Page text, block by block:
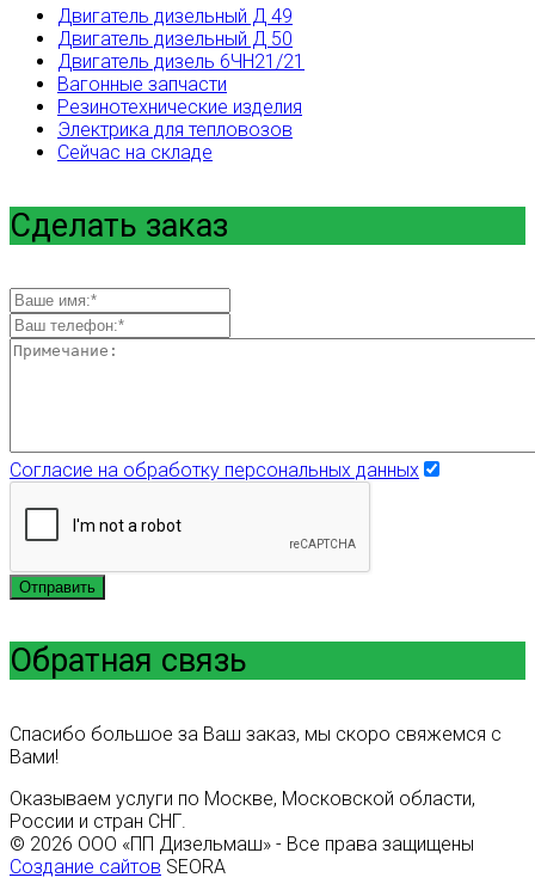
Двигатель дизельный Д 49
Двигатель дизельный Д 50
Двигатель дизель 6ЧН21/21
Вагонные запчасти
Резинотехнические изделия
Электрика для тепловозов
Сейчас на складе
Сделать заказ
Согласие на обработку персональных данных
Отправить
Обратная связь
Спасибо большое за Ваш заказ, мы скоро свяжемся с
Вами!
Оказываем услуги по Москве, Московской области,
России и стран СНГ.
© 2026 ООО «ПП Дизельмаш» - Все права защищены
Создание сайтов SEORA